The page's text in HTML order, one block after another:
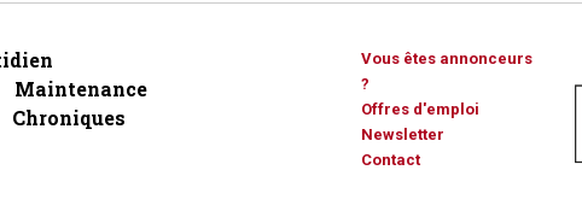
Maintenance
Chroniques
Vous êtes annonceurs
?
Offres d'emploi
Newsletter
Contact